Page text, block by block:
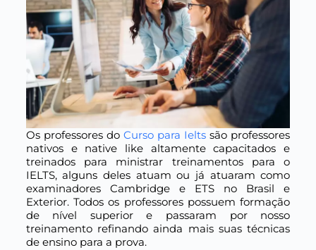
Os professores do Curso para Ielts são professores
nativos e native like altamente capacitados e
treinados para ministrar treinamentos para o
IELTS, alguns deles atuam ou já atuaram como
examinadores Cambridge e ETS no Brasil e
Exterior. Todos os professores possuem formação
de nível superior e passaram por nosso
treinamento refinando ainda mais suas técnicas
de ensino para a prova.